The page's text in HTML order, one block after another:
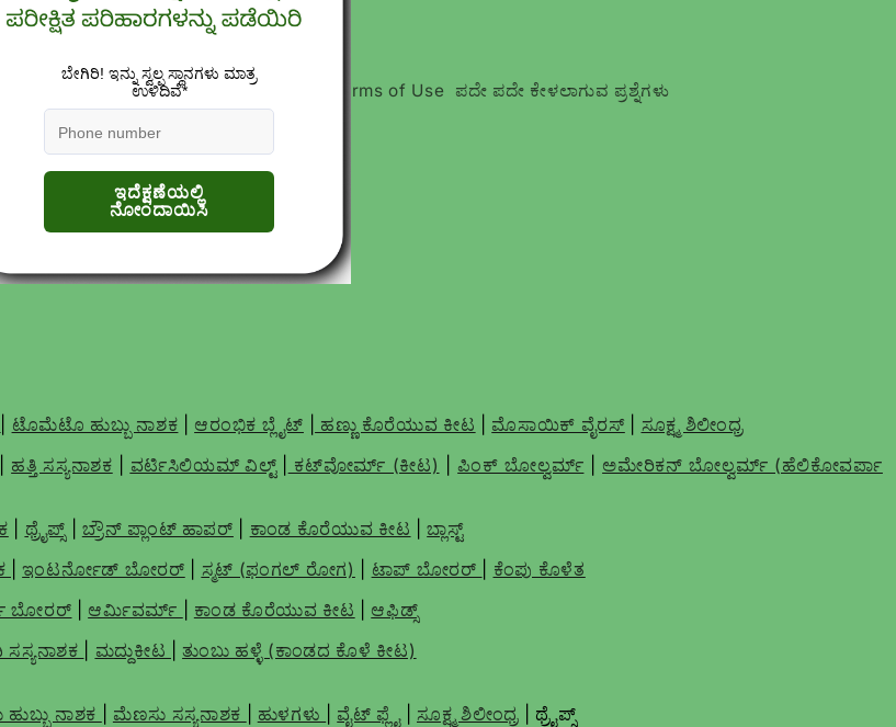
ಮತ್ತು ಮರುಪಾವತಿ ನೀತಿ ಸೇವಾ ನಿಯಮಗಳು Terms of Use ಪದೇ ಪದೇ ಕೇಳಲಾಗುವ ಪ್ರಶ್ನೆಗಳು
Madhya Pradesh India
ಟೊಮೆಟೊ ಹುಬ್ಬು ನಾಶಕ ಆರಂಭಿಕ ಬ್ಲೈಟ್ ಹಣ್ಣು ಕೊರೆಯುವ ಕೀಟ ಮೊಸಾಯಿಕ್ ವೈರಸ್| ಸೂಕ್ಷ್ಮ ಶಿಲೀಂಧ್ರ
ಹತ್ತಿ ಸಸ್ಯನಾಶಕ ವರ್ಟಿಸಿಲಿಯಮ್ ವಿಲ್ಟ್ ಕಟ್‌ವೋರ್ಮ್ (ಕೀಟ) |ಪಿಂಕ್ ಬೋಲ್ವರ್ಮ್
ಅಮೇರಿಕನ್ ಬೋಲ್ವರ್ಮ್ (ಹೆಲಿಕೋವರ್ಪಾ
ಥ್ರೈಪ್ಸ್ ಬ್ರೌನ್ ಪ್ಲಾಂಟ್ ಹಾಪರ್ ಕಾಂಡ ಕೊರೆಯುವ ಕೀಟ |ಬ್ಲಾಸ್ಟ್
|ಇಂಟರ್ನೋಡ್ ಬೋರರ್ ಸ್ಮಟ್ (ಫಂಗಲ್ ರೋಗ) ಟಾಪ್ ಬೋರರ್
ಕೆಂಪು ಕೊಳೆತ
ಬೋರರ್ ಆರ್ಮಿವರ್ಮ್ ಕಾಂಡ ಕೊರೆಯುವ ಕೀಟ
ಆಫಿಡ್ಸ್
ಮದ್ದುಕೀಟ |ತುಂಬು ಹಳ್ಳೆ (ಕಾಂಡದ ಕೊಳೆ ಕೀಟ)
ನಾಶಕ ಮೆಣಸು ಸಸ್ಯನಾಶಕ ಹುಳಗಳು ವೈಟ್ ಫ್ಲೈ ಸೂಕ್ಷ್ಮ ಶಿಲೀಂಧ್ರ| ಥ್ರೈಪ್ಸ್